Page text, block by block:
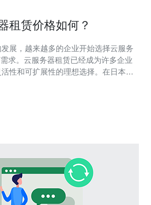
租赁价格如何？
展，越来越多的企业开始选择云服务
求。云服务器租赁已经成为许多企业
性和可扩展性的理想选择。在日本，
将介绍日本云服务器租赁价格的一些